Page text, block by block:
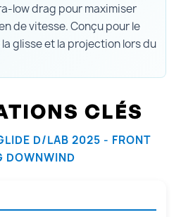
low drag pour maximiser
de vitesse. Conçu pour le
glisse et la projection lors du
CLÉS
D/LAB 2025 - FRONT
DOWNWIND